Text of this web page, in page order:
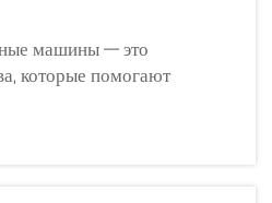
машины — это
которые помогают
и герметизировать
другие сладости. Они
линий, где